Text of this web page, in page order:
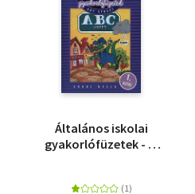
Általános iskolai
gyakorlófüzetek - 1.